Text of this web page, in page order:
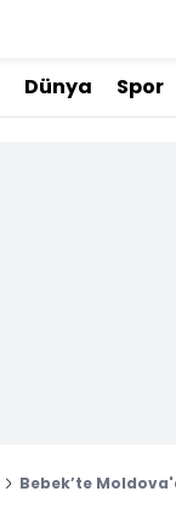
Dünya Spor
Bebek’te